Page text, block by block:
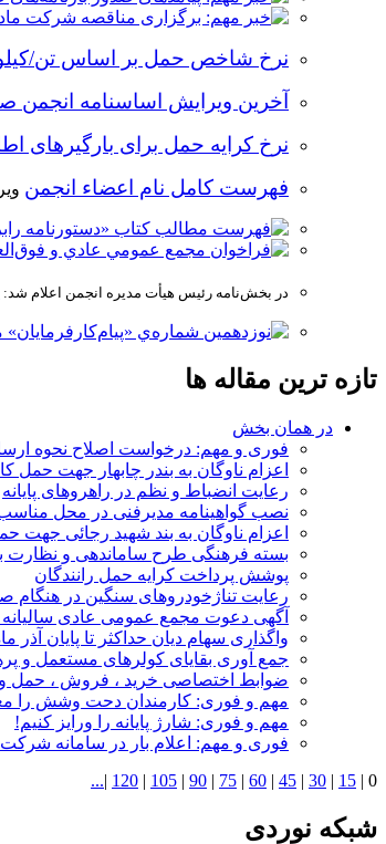
نرخ شاخص حمل بر اساس تن/
آخرین ویرایش اساسنامه
نرخ کرایه حمل برای بارگیرهای
فهرست كامل نام اعضاء‌ انجمن ویرایش
در بخش‌نامه‌‌ رئيس هيأت مديره انجمن اعلام شد:
تازه ترين مقاله ها
در همان بخش
فوری و مهم:‌ درخواست اصلاح نحوه ارسال
اعزام ناوگان به بندر چابهار جهت حمل
رعایت انضباط و نظم در راهروهای پایانه
نصب گواهینامه مدیرفنی در محل
اعزام ناوگان به بند شهید رجائی جهت
بسته فرهنگی طرح ساماندهی و نظارت
پوشش پرداخت کرایه حمل رانندگان
رعایت تناژخودروهای سنگین در هنگام
آگهی دعوت مجمع عمومی عادی
واگذاری سهام دیان حداکثر تا پایان آذر ‌ماه
جمع آوری بقایای کولرهای مستعمل و
ضوابط اختصاصی خرید ، فروش ، حمل
مهم و فوری: کارمندان دحت وشش را
مهم و فوری: شارژ پایانه را ورایز کنیم!
فوری و مهم:‌ اعلام بار در سامانه شرکت
0
|
15
|
30
|
45
|
60
|
75
|
90
|
105
|
120
|
...
شبكه نوردى